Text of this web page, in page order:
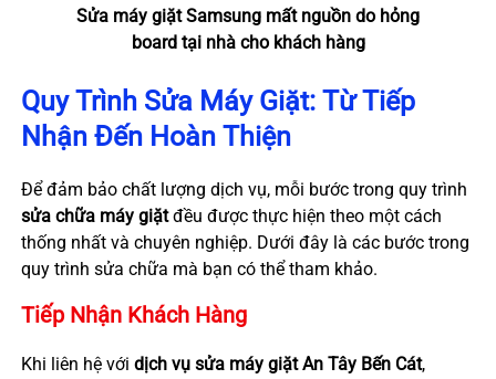
Sửa máy giặt Samsung mất nguồn do hỏng
board tại nhà cho khách hàng
Quy Trình Sửa Máy Giặt: Từ Tiếp
Nhận Đến Hoàn Thiện
Để đảm bảo chất lượng dịch vụ, mỗi bước trong quy trình
sửa chữa máy giặtđều được thực hiện theo một cách
thống nhất và chuyên nghiệp. Dưới đây là các bước trong
quy trình sửa chữa mà bạn có thể tham khảo.
Tiếp Nhận Khách Hàng
Khi liên hệ với dịch vụ sửa máy giặt An Tây Bến Cát,